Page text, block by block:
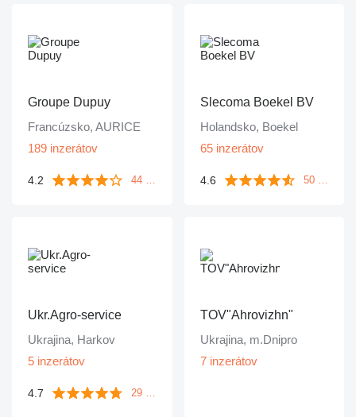
Groupe Dupuy
Francúzsko, AURICE
189 inzerátov
4.2 44 recenzií
Slecoma Boekel BV
Holandsko, Boekel
65 inzerátov
4.6 50 recenzií
Ukr.Agro-service
Ukrajina, Harkov
5 inzerátov
4.7 29 recenzií
TOV"Ahrovizhn"
Ukrajina, m.Dnipro
7 inzerátov